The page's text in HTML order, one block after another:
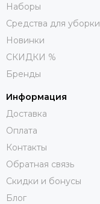
Наборы
Средства для уборки
Новинки
СКИДКИ %
Бренды
Информация
Доставка
Оплата
Контакты
Обратная связь
Скидки и бонусы
Блог